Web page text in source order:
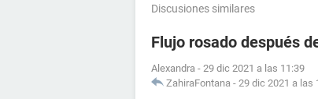
Discusiones similares
Flujo rosado después
Alexandra - 29 dic 2021 a las 11:39
ZahiraFontana - 29 dic 2021 a las